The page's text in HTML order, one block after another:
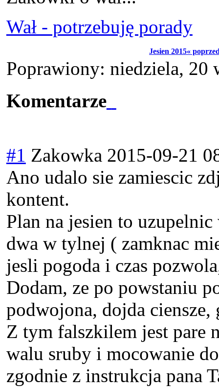
Wał - potrzebuję porady
Jesien 2015«
Poprawiony: niedziela, 20
Komentarze
#1 Zakowka 2015-09-21
Ano udalo sie zamiescic
kontent.
Plan na jesien to
dwa w tylnej ( zamknac
jesli pogoda i czas
Dodam, ze po powstaniu
podwojona, dojda ciensze,
Z tym falszkilem jest pare
walu sruby i mocowanie
zgodnie z instrukcja pana